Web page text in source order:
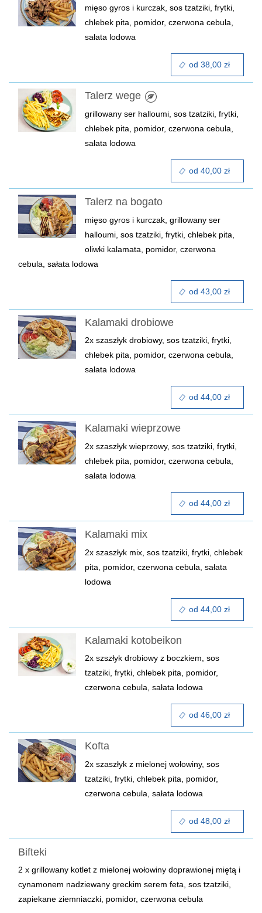
mięso gyros i kurczak, sos tzatziki, frytki,
chlebek pita, pomidor, czerwona cebula,
sałata lodowa
Talerz wege
grillowany ser halloumi, sos tzatziki, frytki,
chlebek pita, pomidor, czerwona cebula,
sałata lodowa
Talerz na bogato
mięso gyros i kurczak, grillowany ser
halloumi, sos tzatziki, frytki, chlebek pita,
oliwki kalamata, pomidor, czerwona
cebula, sałata lodowa
Kalamaki drobiowe
2x szaszłyk drobiowy, sos tzatziki, frytki,
chlebek pita, pomidor, czerwona cebula,
sałata lodowa
Kalamaki wieprzowe
2x szaszłyk wieprzowy, sos tzatziki, frytki,
chlebek pita, pomidor, czerwona cebula,
sałata lodowa
Kalamaki mix
2x szaszłyk mix, sos tzatziki, frytki, chlebek
pita, pomidor, czerwona cebula, sałata
lodowa
Kalamaki kotobeikon
2x szszłyk drobiowy z boczkiem, sos
tzatziki, frytki, chlebek pita, pomidor,
czerwona cebula, sałata lodowa
Kofta
2x szaszłyk z mielonej wołowiny, sos
tzatziki, frytki, chlebek pita, pomidor,
czerwona cebula, sałata lodowa
Bifteki
2 x grillowany kotlet z mielonej wołowiny doprawionej miętą i
cynamonem nadziewany greckim serem feta, sos tzatziki,
zapiekane ziemniaczki, pomidor, czerwona cebula